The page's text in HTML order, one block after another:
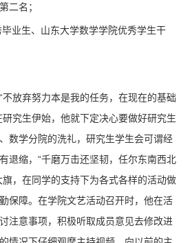
二名；
业生、山东大学数学学院优秀学生干
不放弃努力本是我的任务，在现在的基础
研究生伊始，他就下定决心要做好研究生
数学分院的洗礼，研究生学生会可谓经
退缩，“千磨万击还坚韧，任尔东南西北
旗，在同学的支持下为各式各样的活动做
保障。在学院文艺活动召开时，他在活
注意事项，积极听取成员意见去修改进